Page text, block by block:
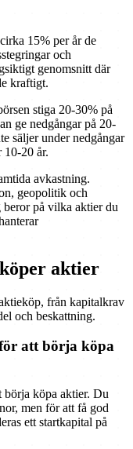
15% per år de
och
genomsnitt där
kraftigt.
stiga 20-30% på
ge nedgångar på 20-
säljer under nedgångar
10-20 år.
avkastning.
geopolitik och
på vilka aktier du
aktier
från kapitalkrav
och beskattning.
att börja köpa
köpa aktier. Du
men för att få god
ett startkapital på